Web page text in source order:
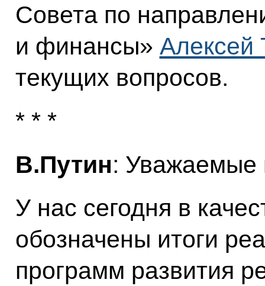
Совета по
и финансы» Алексей
текущих вопросов.
* * *
В.Путин: Уважаемые
У нас сегодня в
обозначены итоги
программ развития